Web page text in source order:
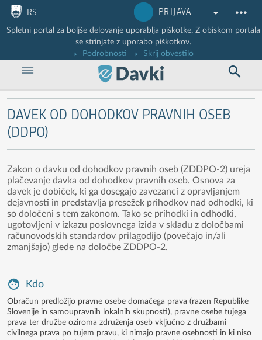
Nadaljuj na vsebino
Nadaljuj na vsebino zaprtega portala
RS PRIJAVA
Spletni portal za boljše delovanje uporablja piškotke. Z obiskom portala
se strinjate z uporabo piškotkov.
Podrobnosti
Skrij obvestilo
DAVEK OD DOHODKOV PRAVNIH OSEB
(DDPO)
Zakon o davku od dohodkov pravnih oseb (ZDDPO-2) ureja
plačevanje davka od dohodkov pravnih oseb. Osnova za
davek je dobiček, ki ga dosegajo zavezanci z opravljanjem
dejavnosti in predstavlja presežek prihodkov nad odhodki, ki
so določeni s tem zakonom. Tako se prihodki in odhodki,
ugotovljeni v izkazu poslovnega izida v skladu z določbami
računovodskih standardov prilagodijo (povečajo in/ali
zmanjšajo) glede na določbe ZDDPO-2.
Kdo
Obračun predložijo pravne osebe domačega prava (razen Republike
Slovenije in samoupravnih lokalnih skupnosti), pravne osebe tujega
prava ter družbe oziroma združenja oseb vključno z družbami
civilnega prava po tujem pravu, ki nimajo pravne osebnosti in ki niso